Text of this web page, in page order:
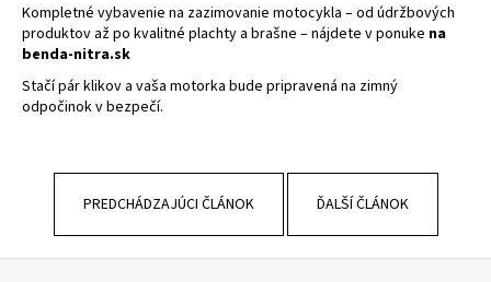
Kompletné vybavenie na zazimovanie motocykla – od údržbových
produktov až po kvalitné plachty a brašne – nájdete v ponuke na
benda-nitra.sk
Stačí pár klikov a vaša motorka bude pripravená na zimný
odpočinok v bezpečí.
PREDCHÁDZAJÚCI ČLÁNOK ĎALŠÍ ČLÁNOK